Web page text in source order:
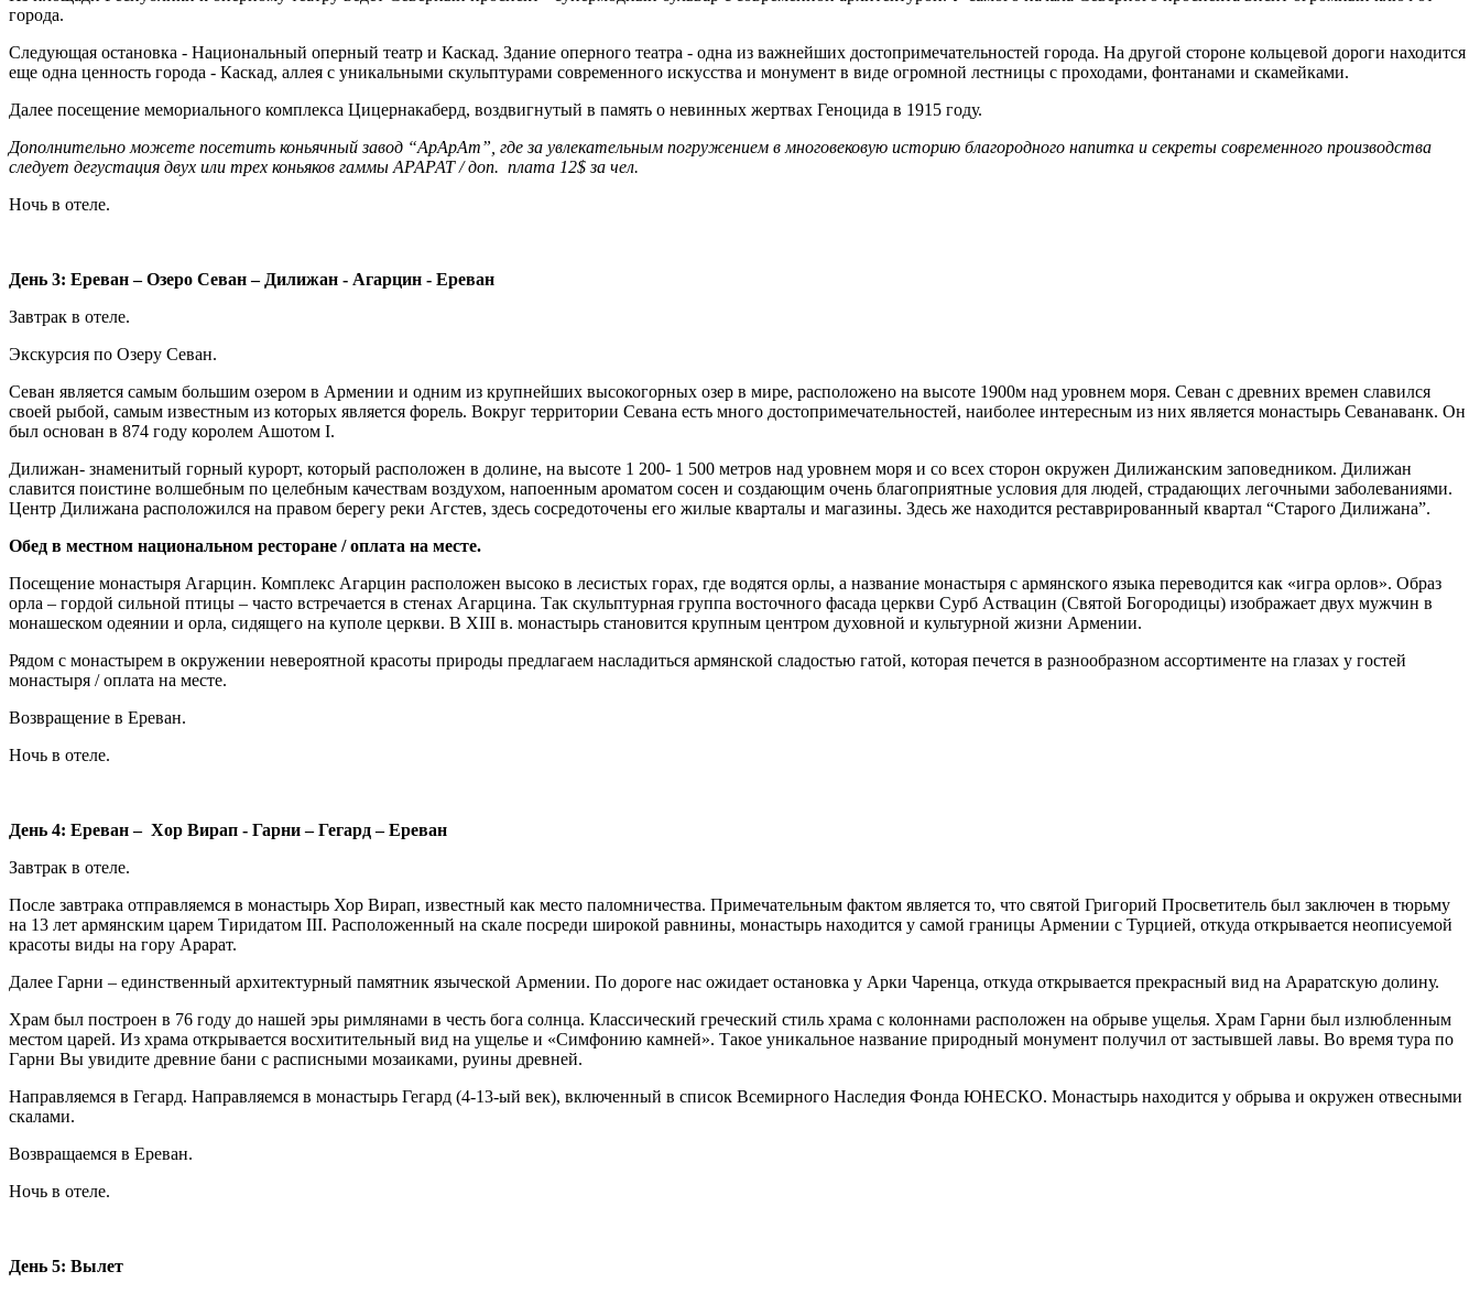
города.
Следующая остановка - Национальный оперный театр и Каскад. Здание оперного театра - одна из важнейших достопримечательностей города. На другой стороне кольцевой дороги находится
еще одна ценность города - Каскад, аллея с уникальными скульптурами современного искусства и монумент в виде огромной лестницы с проходами, фонтанами и скамейками.
Далее посещение мемориального комплекса Цицернакаберд, воздвигнутый в память о невинных жертвах Геноцида в 1915 году.
Дополнительно можете посетить коньячный завод “АрАрАт”, где за увлекательным погружением в многовековую историю благородного напитка и секреты современного производства
следует дегустация двух или трех коньяков гаммы АРАРАТ / доп. плата 12$ за чел.
Ночь в отеле.
День 3: Ереван – Озеро Севан – Дилижан - Агарцин - Ереван
Завтрак в отеле.
Экскурсия по Озеру Севан.
Севан является самым большим озером в Армении и одним из крупнейших высокогорных озер в мире, расположено на высоте 1900м над уровнем моря. Севан с древних времен славился
своей рыбой, самым известным из которых является форель. Вокруг территории Севана есть много достопримечательностей, наиболее интересным из них является монастырь Севанаванк. Он
был основан в 874 году королем Ашотом I.
Дилижан- знаменитый горный курорт, который расположен в долине, на высоте 1 200- 1 500 метров над уровнем моря и со всех сторон окружен Дилижанским заповедником. Дилижан
славится поистине волшебным по целебным качествам воздухом, напоенным ароматом сосен и создающим очень благоприятные условия для людей, страдающих легочными заболеваниями.
Центр Дилижана расположился на правом берегу реки Агстев, здесь сосредоточены его жилые кварталы и магазины. Здесь же находится реставрированный квартал “Старого Дилижана”.
Обед в местном национальном ресторане / оплата на месте.
Посещение монастыря Агарцин. Комплекс Агарцин расположен высоко в лесистых горах, где водятся орлы, а название монастыря с армянского языка переводится как «игра орлов». Образ
орла – гордой сильной птицы – часто встречается в стенах Агарцина. Так скульптурная группа восточного фасада церкви Сурб Аствацин (Святой Богородицы) изображает двух мужчин в
монашеском одеянии и орла, сидящего на куполе церкви. В XIII в. монастырь становится крупным центром духовной и культурной жизни Армении.
Рядом с монастырем в окружении невероятной красоты природы предлагаем насладиться армянской сладостью гатой, которая печется в разнообразном ассортименте на глазах у гостей
монастыря / оплата на месте.
Возвращение в Ереван.
Ночь в отеле.
День 4: Ереван – Хор Вирап - Гарни – Гегард – Ереван
Завтрак в отеле.
После завтрака отправляемся в монастырь Хор Вирап, известный как место паломничества. Примечательным фактом является то, что святой Григорий Просветитель был заключен в тюрьму
на 13 лет армянским царем Тиридатом III. Расположенный на скале посреди широкой равнины, монастырь находится у самой границы Армении с Турцией, откуда открывается неописуемой
красоты виды на гору Арарат.
Далее Гарни – единственный архитектурный памятник языческой Армении. По дороге нас ожидает остановка у Арки Чаренца, откуда открывается прекрасный вид на Араратскую долину.
Храм был построен в 76 году до нашей эры римлянами в честь бога солнца. Классический греческий стиль храма с колоннами расположен на обрыве ущелья. Храм Гарни был излюбленным
местом царей. Из храма открывается восхитительный вид на ущелье и «Симфонию камней». Такое уникальное название природный монумент получил от застывшей лавы. Во время тура по
Гарни Вы увидите древние бани с расписными мозаиками, руины древней.
Направляемся в Гегард. Направляемся в монастырь Гегард (4-13-ый век), включенный в список Всемирного Наследия Фонда ЮНЕСКО. Монастырь находится у обрыва и окружен отвесными
скалами.
Возвращаемся в Ереван.
Ночь в отеле.
День 5: Вылет